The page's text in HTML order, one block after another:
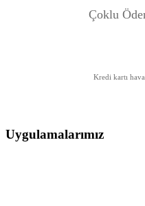
Çoklu
Kredi kartı
Uygulamalarımız